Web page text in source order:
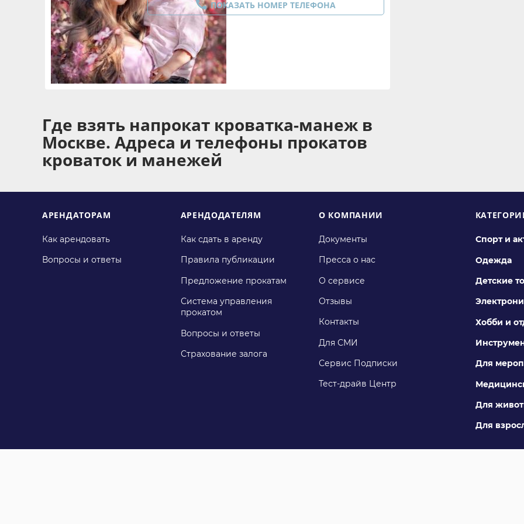
 ПОКАЗАТЬ НОМЕР ТЕЛЕФОНА
Где взять напрокат кроватка-манеж в
Москве. Адреса и телефоны прокатов
кроваток и манежей
АРЕНДАТОРАМ
Как арендовать
Вопросы и ответы
АРЕНДОДАТЕЛЯМ
Как сдать в аренду
Правила публикации
Предложение прокатам
Система управления
прокатом
Вопросы и ответы
Страхование залога
О КОМПАНИИ
Документы
Пресса о нас
О сервисе
Отзывы
Контакты
Для СМИ
Сервис Подписки
Тест-драйв Центр
Спорт и
Одежда
Детские
Хобби и
Для
Для
Для